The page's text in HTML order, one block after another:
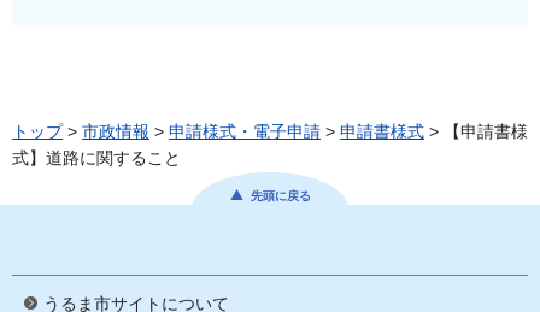
トップ> 市政情報 > 申請様式・電子申請 > 申請書様式 > 【申請書様
式】道路に関すること
先頭に戻る
うるま市サイトについて